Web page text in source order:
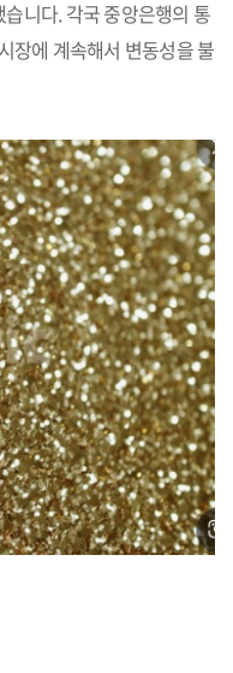
니다. 각국 중앙은행의 통
장에 계속해서 변동성을 불